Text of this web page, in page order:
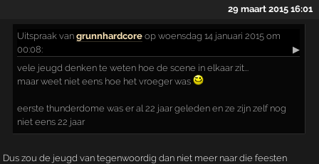
29 maart 2015 16:01
Uitspraak vangrunnhardcore op woensdag 14 januari 2015 om
00:08:
▶
vele jeugd denken te weten hoe de scene in elkaar zit...
maar weet niet eens hoe het vroeger was
eerste thunderdome was er al 22 jaar geleden en ze zijn zelf nog
niet eens 22 jaar
Dus zou de jeugd van tegenwoordig dan niet meer naar die feesten